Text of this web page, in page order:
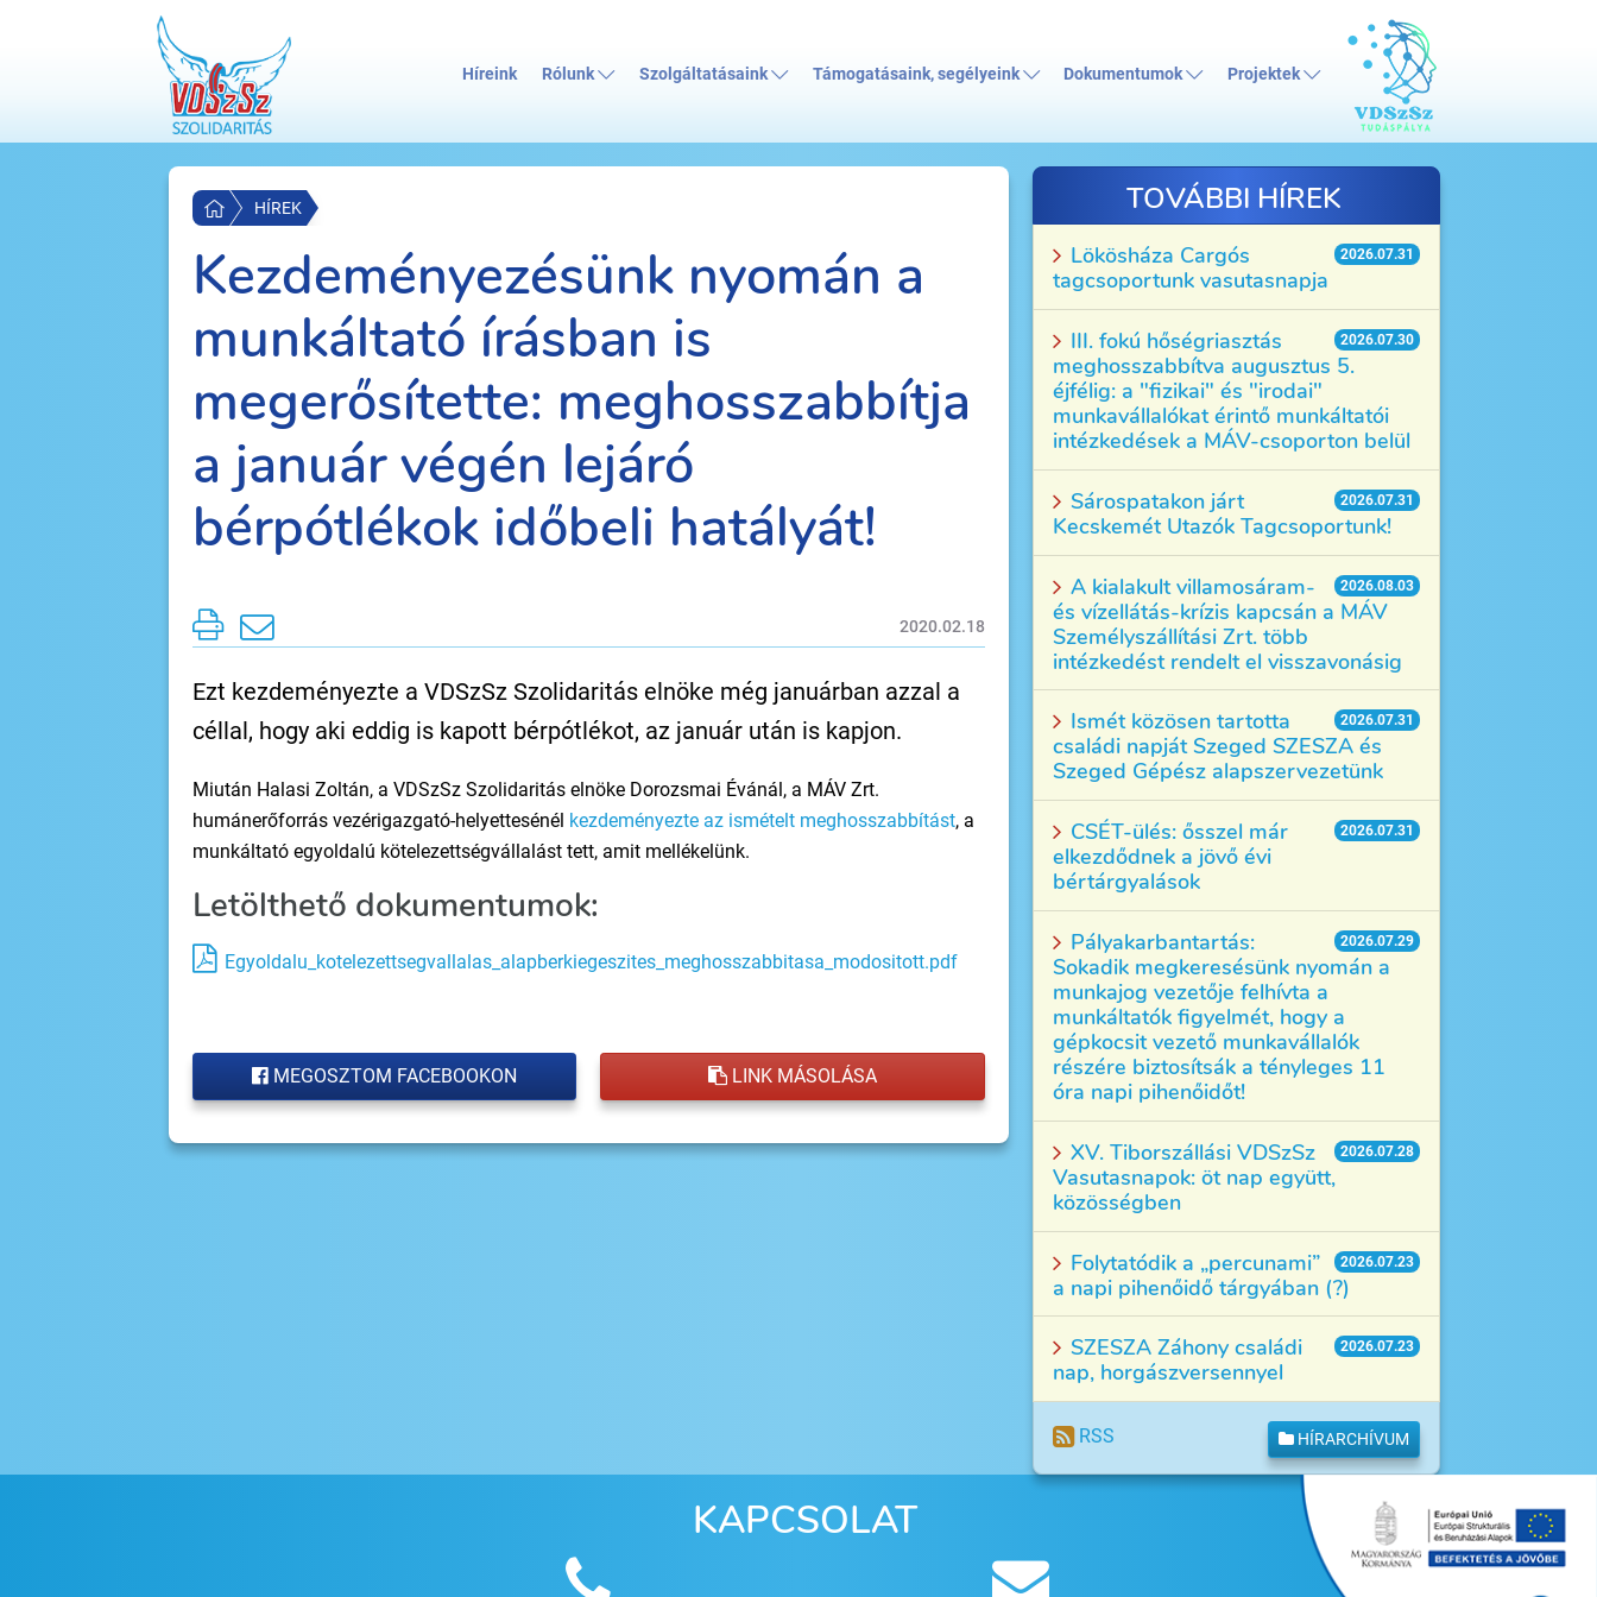
Híreink Rólunk Szolgáltatásaink Támogatásaink, segélyeink Dokumentumok Projektek
HÍREK
Kezdeményezésünk nyomán a
munkáltató írásban is
megerősítette: meghosszabbítja
a január végén lejáró
bérpótlékok időbeli hatályát!
2020.02.18
Ezt kezdeményezte a VDSzSz Szolidaritás elnöke még januárban azzal a
céllal, hogy aki eddig is kapott bérpótlékot, az január után is kapjon.
Miután Halasi Zoltán, a VDSzSz Szolidaritás elnöke Dorozsmai Évánál, a MÁV Zrt.
humánerőforrás vezérigazgató-helyettesénél kezdeményezte az ismételt meghosszabbítást, a
munkáltató egyoldalú kötelezettségvállalást tett, amit mellékelünk.
Letölthető dokumentumok:
Egyoldalu_kotelezettsegvallalas_alapberkiegeszites_meghosszabbitasa_modositott.pdf
MEGOSZTOM FACEBOOKON LINK MÁSOLÁSA
TOVÁBBI HÍREK
2026.07.31
Lökösháza Cargós
tagcsoportunk vasutasnapja
2026.07.30
III. fokú hőségriasztás
meghosszabbítva augusztus 5.
éjfélig: a "fizikai" és "irodai"
munkavállalókat érintő munkáltatói
intézkedések a MÁV-csoporton belül
2026.07.31
Sárospatakon járt
Kecskemét Utazók Tagcsoportunk!
2026.08.03
A kialakult villamosáram-
és vízellátás-krízis kapcsán a MÁV
Személyszállítási Zrt. több
intézkedést rendelt el visszavonásig
2026.07.31
Ismét közösen tartotta
családi napját Szeged SZESZA és
Szeged Gépész alapszervezetünk
2026.07.31
CSÉT-ülés: ősszel már
elkezdődnek a jövő évi
bértárgyalások
2026.07.29
Pályakarbantartás:
Sokadik megkeresésünk nyomán a
munkajog vezetője felhívta a
munkáltatók figyelmét, hogy a
gépkocsit vezető munkavállalók
részére biztosítsák a tényleges 11
óra napi pihenőidőt!
2026.07.28
XV. Tiborszállási VDSzSz
Vasutasnapok: öt nap együtt,
közösségben
2026.07.23
Folytatódik a „percunami”
a napi pihenőidő tárgyában (?)
2026.07.23
SZESZA Záhony családi
nap, horgászversennyel
RSS HÍRARCHÍVUM
KAPCSOLAT